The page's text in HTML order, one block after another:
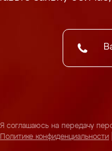
Я соглашаюсь на передачу
Политике конфиденциальности